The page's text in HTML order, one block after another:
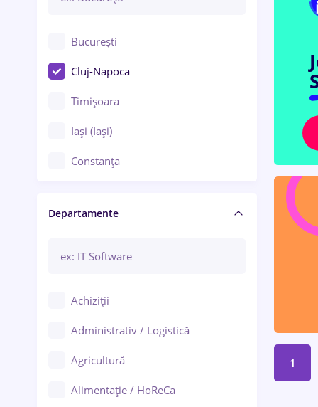
București
Cluj-Napoca
Timișoara
Iași (Iași)
Constanța
Brașov
Bacău
Galați (Galați)
Ploiești
Departamente
Achiziții
Administrativ / Logistică
Agricultură
Alimentație / HoReCa
1